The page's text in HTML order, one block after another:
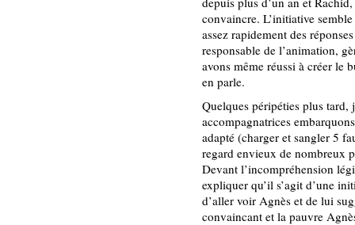
convaincre. L’initiative
assez rapidement des
responsable de l’animation,
avons même réussi à créer le
en parle.
Quelques péripéties plus
accompagnatrices
adapté (charger et sangler 5
regard envieux de nombreux
Devant l’incompréhension
expliquer qu’il s’agit d’une
d’aller voir Agnès et de lui
convaincant et la pauvre